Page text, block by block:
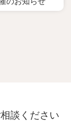
談ください